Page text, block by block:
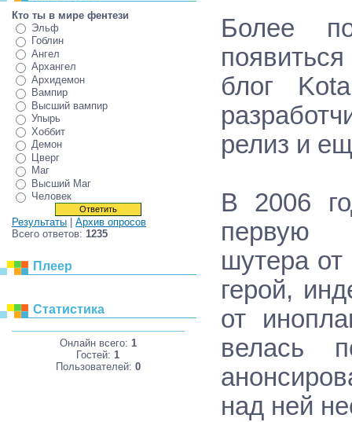
Кто ты в мире фентези
Эльф
Гоблин
Ангел
Архангел
Архидемон
Вампир
Высший вампир
Упырь
Хоббит
Демон
Цверг
Маг
Высший Маг
Человек
Результаты
Архив опросов
Всего ответов: 1235
Плеер
Статистика
Онлайн всего: 1
Гостей:1
Пользователей: 0
Более
блог
релиз и
В 2006
первую
шутера от
герой,
от
велась
над ней